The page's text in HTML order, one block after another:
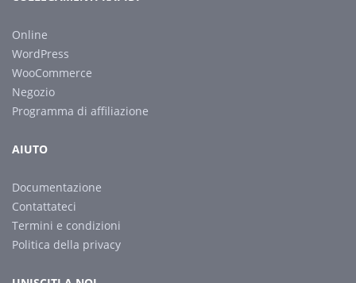
Online
WordPress
WooCommerce
Negozio
Programma di affiliazione
AIUTO
Documentazione
Contattateci
Termini e condizioni
Politica della privacy